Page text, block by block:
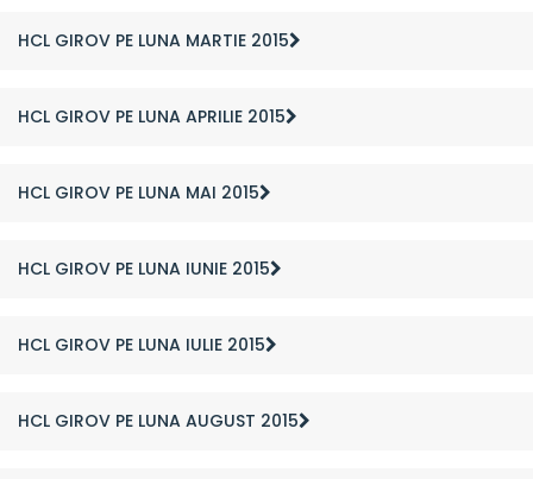
HCL GIROV PE LUNA MARTIE 2015
HCL GIROV PE LUNA APRILIE 2015
HCL GIROV PE LUNA MAI 2015
HCL GIROV PE LUNA IUNIE 2015
HCL GIROV PE LUNA IULIE 2015
HCL GIROV PE LUNA AUGUST 2015